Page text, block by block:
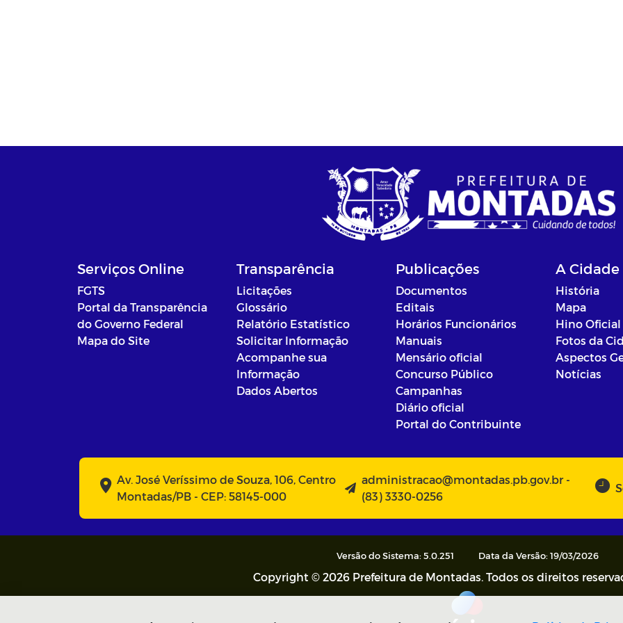
Serviços Online
FGTS
Portal da Transparência
do Governo Federal
Mapa do Site
Transparência
Licitações
Glossário
Relatório Estatístico
Solicitar Informação
Acompanhe sua
Informação
Dados Abertos
Publicações
Documentos
Editais
Horários Funcionários
Manuais
Mensário oficial
Concurso Público
Campanhas
Diário oficial
Portal do Contribuinte
A Cidade
História
Mapa
Hino Oficial
Fotos da
Aspectos
Notícias
Av. José Veríssimo de Souza, 106, Centro
Montadas/PB - CEP: 58145-000
administracao@montadas.pb.gov.br -
(83) 3330-0256
Versão do Sistema: 5.0.251 Data da Versão: 19/03/2026
Copyright © 2026 Prefeitura de Montadas. Todos os direitos